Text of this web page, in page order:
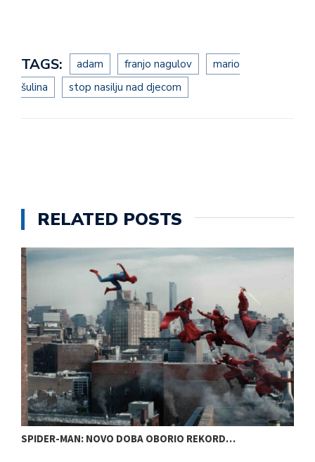
TAGS: adam franjo nagulov
mario
šulina
stop nasilju nad djecom
RELATED POSTS
SPIDER-MAN: NOVO DOBA OBORIO REKORD…